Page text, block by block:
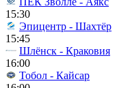
15:30
Эпицентр - Шахтёр
15:45
Шлёнск - Краковия
16:00
Тобол - Кайсар